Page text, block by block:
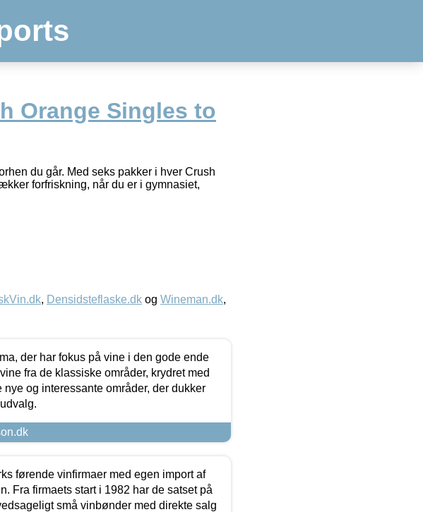
Orange Singles to
du går. Med seks pakker i hver Crush
forfriskning, når du er i gymnasiet,
, Densidsteflaske.dk og Wineman.dk,
der har fokus på vine i den gode ende
fra de klassiske områder, krydret med
og interessante områder, der dukker
førende vinfirmaer med egen import af
Fra firmaets start i 1982 har de satset på
små vinbønder med direkte salg